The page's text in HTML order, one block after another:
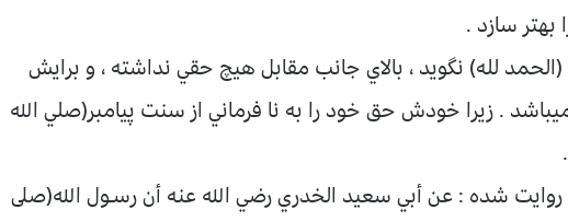
بهتر سازد .
لله) نگويد ، بالاي جانب مقابل هيچ حقي نداشته ، و برايش
. زيرا خودش حق خود را به نا فرماني از سنت پيامبر(صلي الله
شده : عن أبي سعيد الخدري رضي الله عنه أن رسـول الله(صلى